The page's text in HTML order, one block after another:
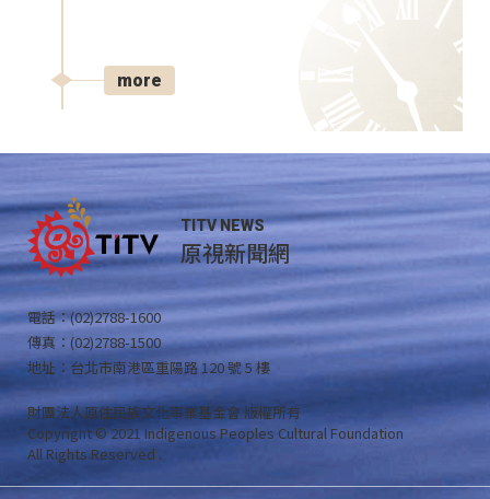
more
TITV NEWS
原視新聞網
電話：(02)2788-1600
傳真：(02)2788-1500
地址：台北市南港區重陽路 120 號 5 樓
財團法人原住民族文化事業基金會 版權所有
Copyright © 2021 Indigenous Peoples Cultural Foundation
All Rights Reserved .